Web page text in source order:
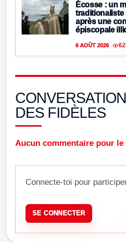
Écosse : un
traditionaliste
après une
épiscopale
6 AOÛT 2026
CONVERSATION
DES FIDÈLES
Aucun commentaire pour le
Connecte-toi pour
SE CONNECTER